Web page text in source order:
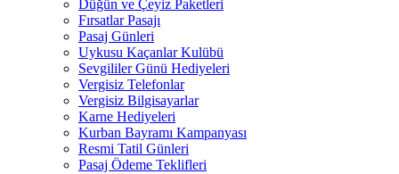
Düğün ve Çeyiz Paketleri
Fırsatlar Pasajı
Pasaj Günleri
Uykusu Kaçanlar Kulübü
Sevgililer Günü Hediyeleri
Vergisiz Telefonlar
Vergisiz Bilgisayarlar
Karne Hediyeleri
Kurban Bayramı Kampanyası
Resmi Tatil Günleri
Pasaj Ödeme Teklifleri